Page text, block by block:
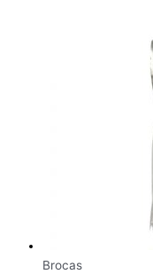
Brocas